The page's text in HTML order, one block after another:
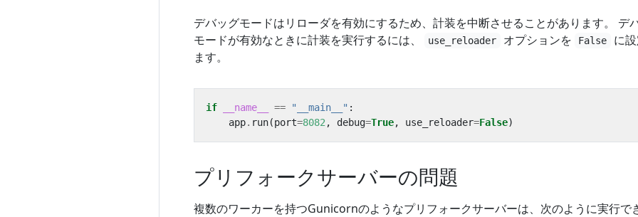
デバッグモードはリローダを有効にするため、計装を中断させることがあります。 デ
モードが有効なときに計装を実行するには、
use_reloader オプションを False
に
ます。
if __name__ == "__main__" :
app. run(port=8082 , debug=True, use_reloader=False)
プリフォークサーバーの問題
複数のワーカーを持つGunicornのようなプリフォークサーバーは、次のように実行で